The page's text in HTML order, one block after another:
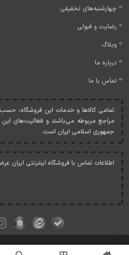
چهارشنبه‌های تخفیفی
رضایت و قبولی
وبلاگ
درباره ما
تماس با ما
تمامی کالاها و خدمات اين فروشگاه، حسب
مراجع مربوطه می‌باشند و فعاليت‌های
جمهوری اسلامی ايران است.
اطلاعات تماس با فروشگاه اینترنتی ایران
کلیه حقوق این وبسایت متعلق به